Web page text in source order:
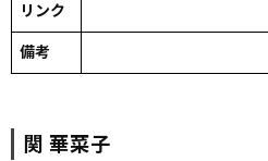
リンク
備考
関 華菜子